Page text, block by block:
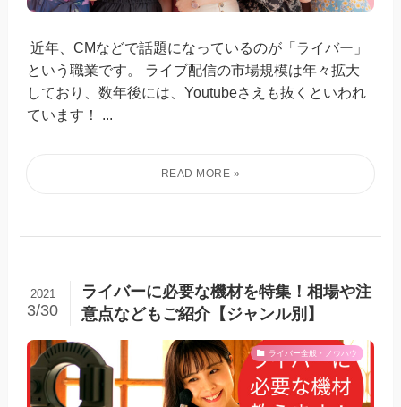
近年、CMなどで話題になっているのが「ライバー」
という職業です。 ライブ配信の市場規模は年々拡大
しており、数年後には、Youtubeさえも抜くといわれ
ています！ ...
ライバーに必要な機材を特集！相場や注
意点などもご紹介【ジャンル別】
2021
3/30
ライバー全般・ノウハウ